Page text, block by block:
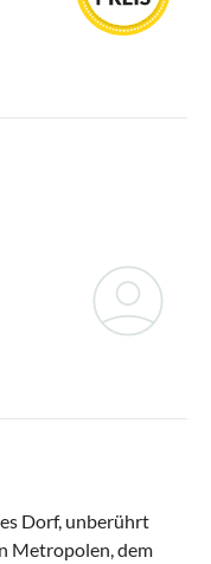
Dorf, unberührt
Metropolen, dem